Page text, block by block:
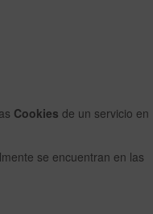
Cookies de un servicio en
se encuentran en las